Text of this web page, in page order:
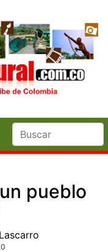
pueblo